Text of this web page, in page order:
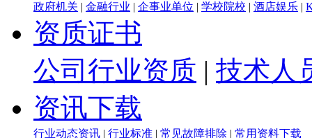
政府机关 | 金融行业 | 企事业单位 | 学校院校 | 酒店娱乐 |
资质证书
公司行业资质 | 技术人
资讯下载
行业动态资讯 | 行业标准 | 常见故障排除 | 常用资料下载